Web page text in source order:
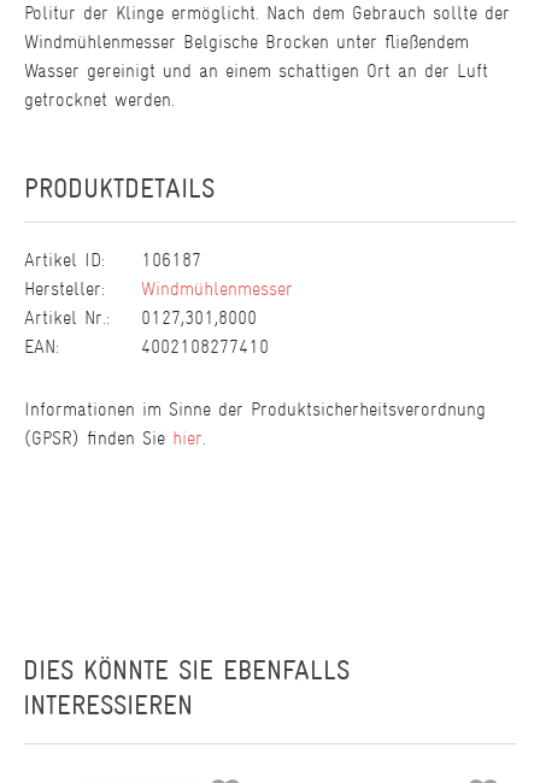
Politur der Klinge ermöglicht. Nach dem Gebrauch sollte der
Windmühlenmesser Belgische Brocken unter fließendem
Wasser gereinigt und an einem schattigen Ort an der Luft
getrocknet werden.
PRODUKTDETAILS
Artikel ID:
106187
Hersteller:
Windmühlenmesser
Artikel Nr.:
0127,301,8000
EAN:
4002108277410
Informationen im Sinne der Produktsicherheitsverordnung
(GPSR) finden Sie hier.
DIES KÖNNTE SIE EBENFALLS
INTERESSIEREN